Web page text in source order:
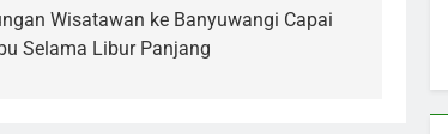
Wisatawan ke Banyuwangi Capai
Selama Libur Panjang